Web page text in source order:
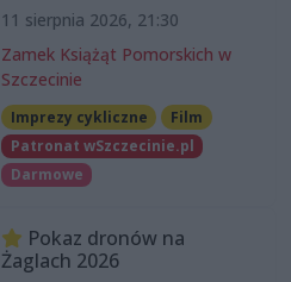
11 sierpnia 2026, 21:30
Zamek Książąt Pomorskich w
Szczecinie
Imprezy cykliczne
Film
Patronat wSzczecinie.pl
Darmowe
Pokaz dronów na
Żaglach 2026